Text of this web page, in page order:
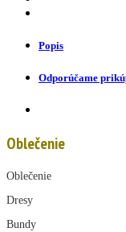
Popis
Odporúčame
Oblečenie
Oblečenie
Dresy
Bundy